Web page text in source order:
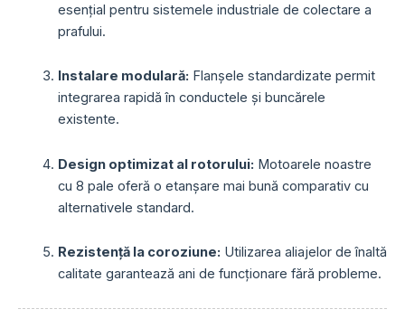
esențial pentru sistemele industriale de colectare a
prafului.
Instalare modulară: Flanșele standardizate permit
integrarea rapidă în conductele și buncărele
existente.
Design optimizat al rotorului: Motoarele noastre
cu 8 pale oferă o etanșare mai bună comparativ cu
alternativele standard.
Rezistență la coroziune: Utilizarea aliajelor de înaltă
calitate garantează ani de funcționare fără probleme.